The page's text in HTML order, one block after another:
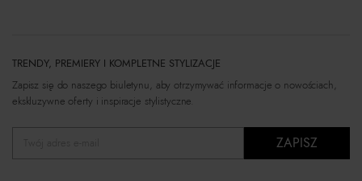
TRENDY, PREMIERY I KOMPLETNE STYLIZACJE
Zapisz się do naszego biuletynu, aby otrzymywać informacje o nowościach,
ekskluzywne oferty i inspiracje stylistyczne.
ZAPISZ